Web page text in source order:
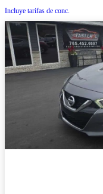
Incluye tarifas de conc.